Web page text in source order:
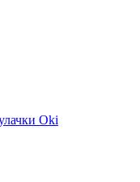
Oki